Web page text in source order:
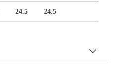
24.5 24.5